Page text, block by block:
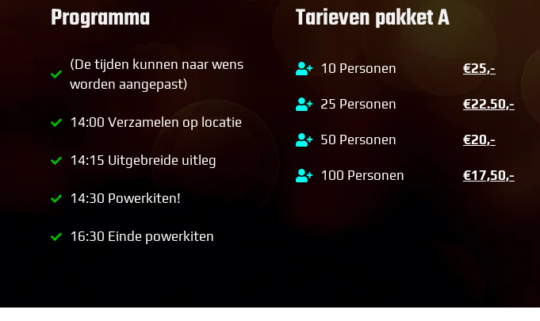
Programma
(De tijden kunnen naar wens
worden aangepast)
14:00 Verzamelen op locatie
14:15 Uitgebreide uitleg
14:30 Powerkiten!
16:30 Einde powerkiten
Tarieven pakket A
10 Personen €25,-
25 Personen €22.50,-
50 Personen €20,-
100 Personen €17,50,-